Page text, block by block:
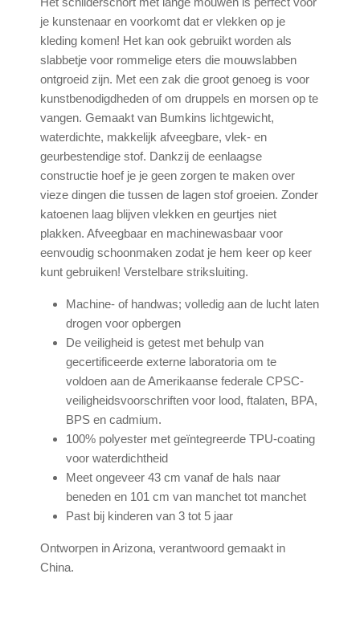
je kunstenaar en voorkomt dat er vlekken op je
kleding komen! Het kan ook gebruikt worden als
slabbetje voor rommelige eters die mouwslabben
ontgroeid zijn. Met een zak die groot genoeg is voor
kunstbenodigdheden of om druppels en morsen op te
vangen. Gemaakt van Bumkins lichtgewicht,
waterdichte, makkelijk afveegbare, vlek- en
geurbestendige stof. Dankzij de eenlaagse
constructie hoef je je geen zorgen te maken over
vieze dingen die tussen de lagen stof groeien. Zonder
katoenen laag blijven vlekken en geurtjes niet
plakken. Afveegbaar en machinewasbaar voor
eenvoudig schoonmaken zodat je hem keer op keer
kunt gebruiken! Verstelbare striksluiting.
Machine- of handwas; volledig aan de lucht laten
drogen voor opbergen
De veiligheid is getest met behulp van
gecertificeerde externe laboratoria om te
voldoen aan de Amerikaanse federale CPSC-
veiligheidsvoorschriften voor lood, ftalaten, BPA,
BPS en cadmium.
100% polyester met geïntegreerde TPU-coating
voor waterdichtheid
Meet ongeveer 43 cm vanaf de hals naar
beneden en 101 cm van manchet tot manchet
Past bij kinderen van 3 tot 5 jaar
Ontworpen in Arizona, verantwoord gemaakt in
China.